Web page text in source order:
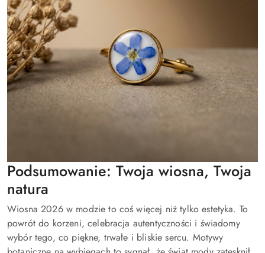
Podsumowanie: Twoja wiosna, Twoja
natura
Wiosna 2026 w modzie to coś więcej niż tylko estetyka. To
powrót do korzeni, celebracja autentyczności i świadomy
wybór tego, co piękne, trwałe i bliskie sercu. Motywy